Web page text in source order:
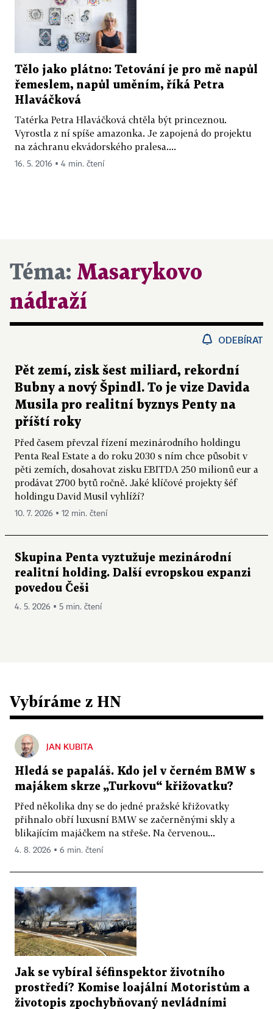
Tělo jako plátno: Tetování je pro mě napůl
řemeslem, napůl uměním, říká Petra
Hlaváčková
Tatérka Petra Hlaváčková chtěla být princeznou.
Vyrostla z ní spíše amazonka. Je zapojená do projektu
na záchranu ekvádorského pralesa....
16. 5. 2016 ▪ 4 min. čtení
Téma: Masarykovo
nádraží
ODEBÍRAT
Pět zemí, zisk šest miliard, rekordní
Bubny a nový Špindl. To je vize Davida
Musila pro realitní byznys Penty na
příští roky
Před časem převzal řízení mezinárodního holdingu
Penta Real Estate a do roku 2030 s ním chce působit v
pěti zemích, dosahovat zisku EBITDA 250 milionů eur a
prodávat 2700 bytů ročně. Jaké klíčové projekty šéf
holdingu David Musil vyhlíží?
10. 7. 2026 ▪ 12 min. čtení
Skupina Penta vyztužuje mezinárodní
realitní holding. Další evropskou expanzi
povedou Češi
4. 5. 2026 ▪ 5 min. čtení
Vybíráme z HN
JAN KUBITA
Hledá se papaláš. Kdo jel v černém BMW s
majákem skrze „Turkovu“ křižovatku?
Před několika dny se do jedné pražské křižovatky
přihnalo obří luxusní BMW se začerněnými skly a
blikajícím majáčkem na střeše. Na červenou...
4. 8. 2026 ▪ 6 min. čtení
Jak se vybíral šéfinspektor životního
prostředí? Komise loajální Motoristům a
životopis zpochybňovaný nevládními